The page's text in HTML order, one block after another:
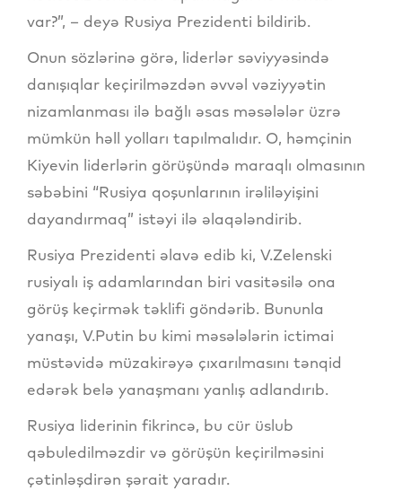
var?”, – deyə Rusiya Prezidenti bildirib.
Onun sözlərinə görə, liderlər səviyyəsində
danışıqlar keçirilməzdən əvvəl vəziyyətin
nizamlanması ilə bağlı əsas məsələlər üzrə
mümkün həll yolları tapılmalıdır. O, həmçinin
Kiyevin liderlərin görüşündə maraqlı olmasının
səbəbini “Rusiya qoşunlarının irəliləyişini
dayandırmaq” istəyi ilə əlaqələndirib.
Rusiya Prezidenti əlavə edib ki, V.Zelenski
rusiyalı iş adamlarından biri vasitəsilə ona
görüş keçirmək təklifi göndərib. Bununla
yanaşı, V.Putin bu kimi məsələlərin ictimai
müstəvidə müzakirəyə çıxarılmasını tənqid
edərək belə yanaşmanı yanlış adlandırıb.
Rusiya liderinin fikrincə, bu cür üslub
qəbuledilməzdir və görüşün keçirilməsini
çətinləşdirən şərait yaradır.